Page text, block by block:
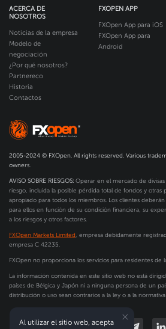
ACERCA DE
NOSOTROS
Noticias de la empresa
Modelo de
negociación
¿Por qué nosotros?
Partnereco
Historia
Contactos
FXOPEN APP
FXOpen App para iOS
FXOpen App para
Android
2005-2024 © FXOpen. All rights reserved. Various
owners.
AVISO SOBRE RIESGOS: Operar en el mercado de
riesgo, incluida la posible pérdida total de fondos y otras
apropiado para todos los miembros. Los clientes
para ellos en función de su condición financiera, su
a los riesgos y otros factores.
FXOpen Markets Limited, empresa debidamente
empresa C 42235.
FXOpen no proporciona los servicios para residentes de
La información contenida en este sitio web no está
países de Bélgica y Japón ni a ninguna persona de un
distribución o uso sean contrarios a la ley o a la normativa
Al utilizar el sitio web, acepta